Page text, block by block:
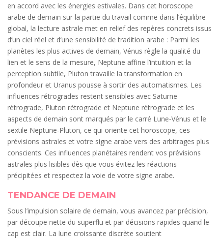
en accord avec les énergies estivales. Dans cet horoscope
arabe de demain sur la partie du travail comme dans l’équilibre
global, la lecture astrale met en relief des repères concrets issus
d’un ciel réel et d’une sensibilité de tradition arabe : Parmi les
planètes les plus actives de demain, Vénus règle la qualité du
lien et le sens de la mesure, Neptune affine l’intuition et la
perception subtile, Pluton travaille la transformation en
profondeur et Uranus pousse à sortir des automatismes. Les
influences rétrogrades restent sensibles avec Saturne
rétrograde, Pluton rétrograde et Neptune rétrograde et les
aspects de demain sont marqués par le carré Lune-Vénus et le
sextile Neptune-Pluton, ce qui oriente cet horoscope, ces
prévisions astrales et votre signe arabe vers des arbitrages plus
conscients. Ces influences planétaires rendent vos prévisions
astrales plus lisibles dès que vous évitez les réactions
précipitées et respectez la voie de votre signe arabe.
TENDANCE DE DEMAIN
Sous l’impulsion solaire de demain, vous avancez par précision,
par découpe nette du superflu et par décisions rapides quand le
cap est clair. La lune croissante discrète soutient